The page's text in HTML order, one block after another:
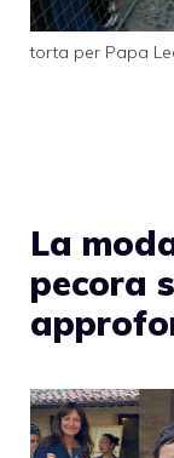
torta per Papa
La
pecora